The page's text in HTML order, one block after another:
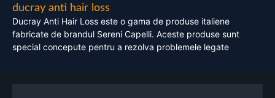
ducray anti hair loss
Ducray Anti Hair Loss este o gama de produse italiene
fabricate de brandul Sereni Capelli. Aceste produse sunt
special concepute pentru a rezolva problemele legate